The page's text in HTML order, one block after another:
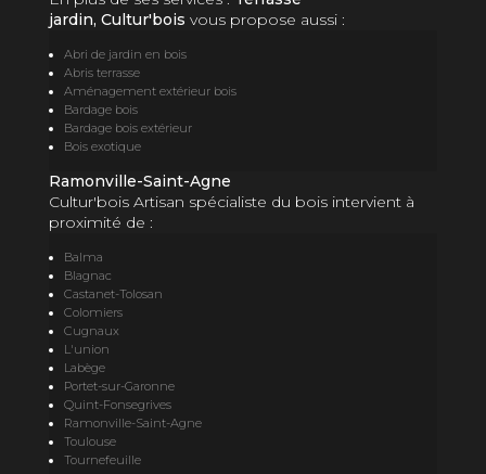
jardin, Cultur'bois vous propose aussi :
Abri de jardin en bois
Abris terrasse
Aménagement extérieur bois
Bardage bois
Bardage bois extérieur
Bois exotique
Ramonville-Saint-Agne
Cultur'bois Artisan spécialiste du bois intervient à
proximité de :
Balma
Blagnac
Castanet-Tolosan
Colomiers
Cugnaux
L'union
Labège
Portet-sur-Garonne
Quint-Fonsegrives
Ramonville-Saint-Agne
Toulouse
Tournefeuille